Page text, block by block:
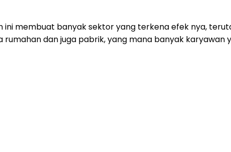
membuat banyak sektor yang terkena efek nya,
dan juga pabrik, yang mana banyak karyawan